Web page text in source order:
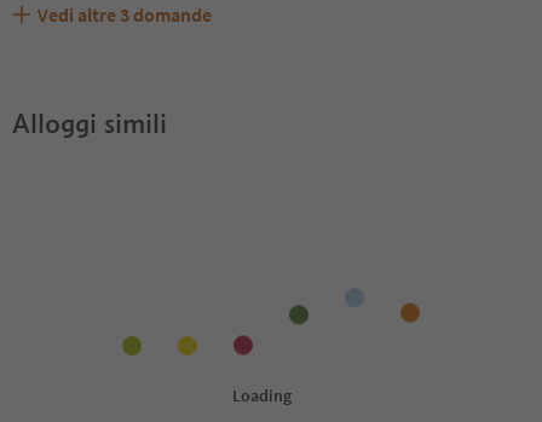
Sonnwies accetta animali domestici?
Quali servizi/attività sono disponibili presso Sonnwies?
Gli ospiti di Sonnwies ricevono l'Alto Adige Guest Pass?
Vedi altre 3 domande
Alloggi simili